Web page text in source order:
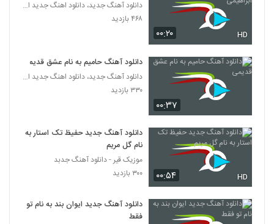
Nasho)
2771
آهنگ رو اسمش حساسم از شهداد شعبان
نژاد(پاپ)
۳۳۶ بازدید
آهنگ محمد یاوری بنام دیوونه
۴۲۷ بازدید
موزیک زیبای رنگ چشمات از متین معزپور
2774
دانلود آهنگ جدید و زیبای ماکیچی با نام قانون
۲۸۲ بازدید
۰۰:۲۰ HD
دانلود آهنگ جدید، دانلود اهنگ جدید ایرانی
۴۶۸ بازدید
۰۰:۳۷
دانلود آهنگ حامیم به نام عشق قدیمی
دانلود آهنگ جدید، دانلود اهنگ جدید ایرانی
۳۳۰ بازدید
۰۰:۵۴ HD
دانلود آهنگ جدید حفیظ تک استار به
نام گل مریم
موزیک قیر - دانلود آهنگ جدبد
۳۰۰ بازدید
دانلود آهنگ جدید ایوان بند به نام تو
فقط